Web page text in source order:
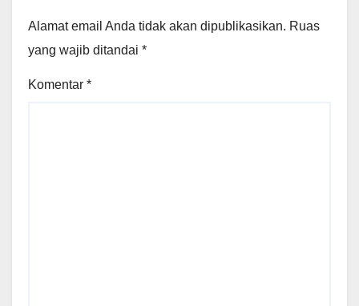
Alamat email Anda tidak akan dipublikasikan. Ruas
yang wajib ditandai *
Komentar *